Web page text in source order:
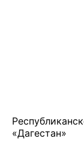
«Дагестан»